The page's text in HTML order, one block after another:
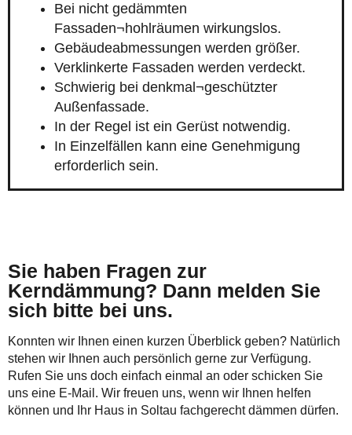
Bei nicht gedämmten
Fassaden¬hohlräumen wirkungslos.
Gebäudeabmessungen werden größer.
Verklinkerte Fassaden werden verdeckt.
Schwierig bei denkmal¬geschützter
Außenfassade.
In der Regel ist ein Gerüst notwendig.
In Einzelfällen kann eine Genehmigung
erforderlich sein.
Sie haben Fragen zur
Kerndämmung? Dann melden Sie
sich bitte bei uns.
Konnten wir Ihnen einen kurzen Überblick geben? Natürlich
stehen wir Ihnen auch persönlich gerne zur Verfügung.
Rufen Sie uns doch einfach einmal an oder schicken Sie
uns eine E-Mail. Wir freuen uns, wenn wir Ihnen helfen
können und Ihr Haus in Soltau fachgerecht dämmen dürfen.